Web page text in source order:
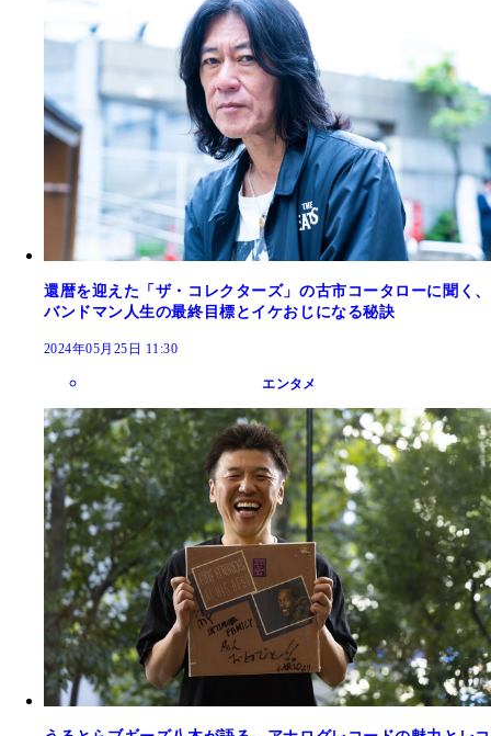
還暦を迎えた「ザ・コレクターズ」の古市コータローに聞く、
バンドマン人生の最終目標とイケおじになる秘訣
2024年05月25日 11:30
エンタメ